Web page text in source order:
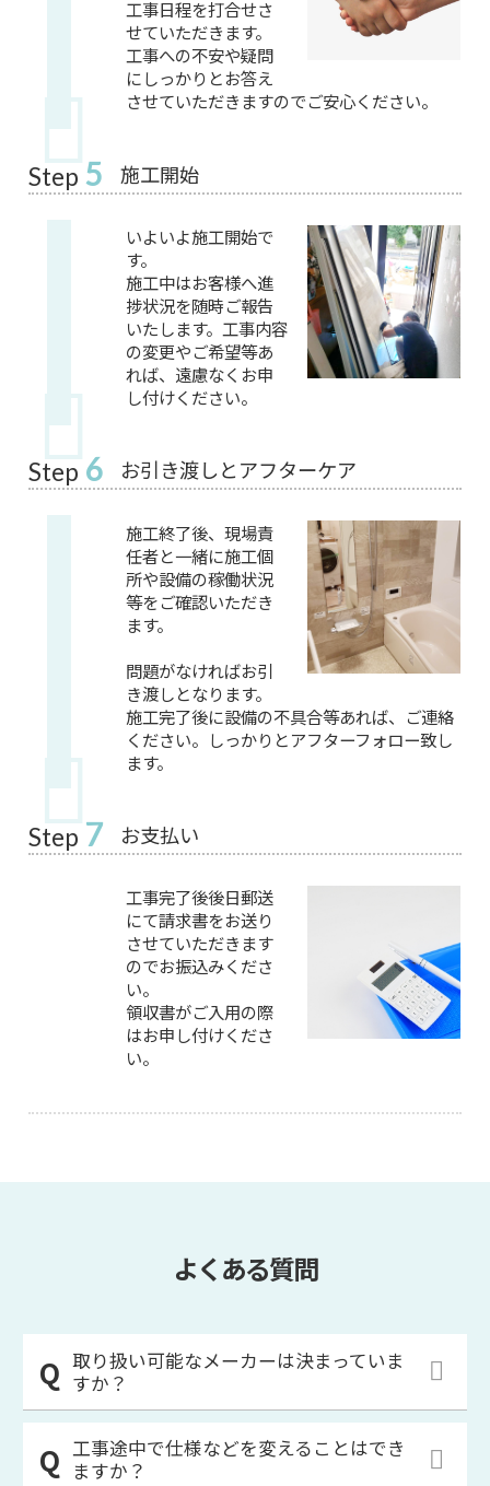
工事日程を打合せさ
せていただきます。
工事への不安や疑問
にしっかりとお答え
させていただきますのでご安心ください。
Step 5 施工開始
いよいよ施工開始で
す。
施工中はお客様へ進
捗状況を随時ご報告
いたします。工事内容
の変更やご希望等あ
れば、遠慮なくお申
し付けください。
Step 6 お引き渡しとアフターケア
施工終了後、現場責
任者と一緒に施工個
所や設備の稼働状況
等をご確認いただき
ます。
問題がなければお引
き渡しとなります。
施工完了後に設備の不具合等あれば、ご連絡
ください。しっかりとアフターフォロー致し
ます。
Step 7 お支払い
工事完了後後日郵送
にて請求書をお送り
させていただきます
のでお振込みくださ
い。
領収書がご入用の際
はお申し付けくださ
い。
よくある質問
取り扱い可能なメーカーは決まっていま
すか？
工事途中で仕様などを変えることはでき
ますか？